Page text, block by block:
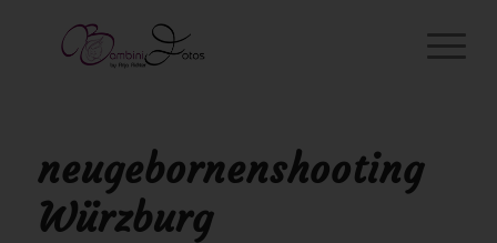
neugebornenshooting
Würzburg